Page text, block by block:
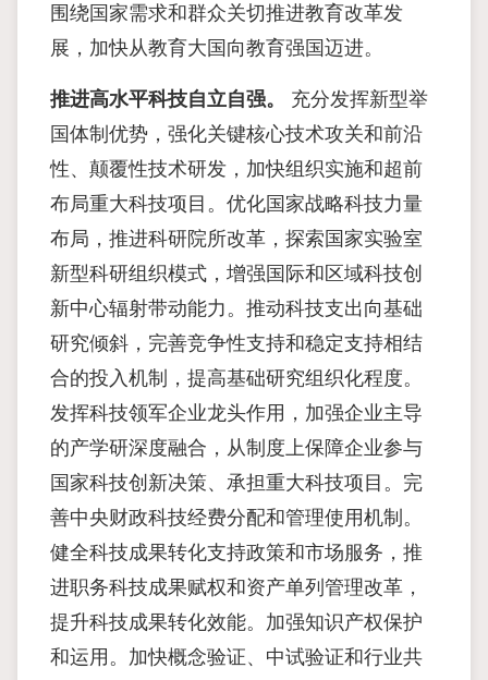
围绕国家需求和群众关切推进教育改革发
展，加快从教育大国向教育强国迈进。
推进高水平科技自立自强。
充分发挥新型举
国体制优势，强化关键核心技术攻关和前沿
性、颠覆性技术研发，加快组织实施和超前
布局重大科技项目。优化国家战略科技力量
布局，推进科研院所改革，探索国家实验室
新型科研组织模式，增强国际和区域科技创
新中心辐射带动能力。推动科技支出向基础
研究倾斜，完善竞争性支持和稳定支持相结
合的投入机制，提高基础研究组织化程度。
发挥科技领军企业龙头作用，加强企业主导
的产学研深度融合，从制度上保障企业参与
国家科技创新决策、承担重大科技项目。完
善中央财政科技经费分配和管理使用机制。
健全科技成果转化支持政策和市场服务，推
进职务科技成果赋权和资产单列管理改革，
提升科技成果转化效能。加强知识产权保护
和运用。加快概念验证、中试验证和行业共